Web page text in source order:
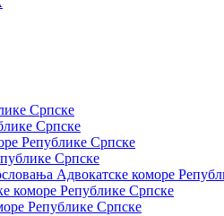
Српске
Српске
Републике Српске
Српске
Адвокатске коморе
коморе Републике Српске
Републике Српске